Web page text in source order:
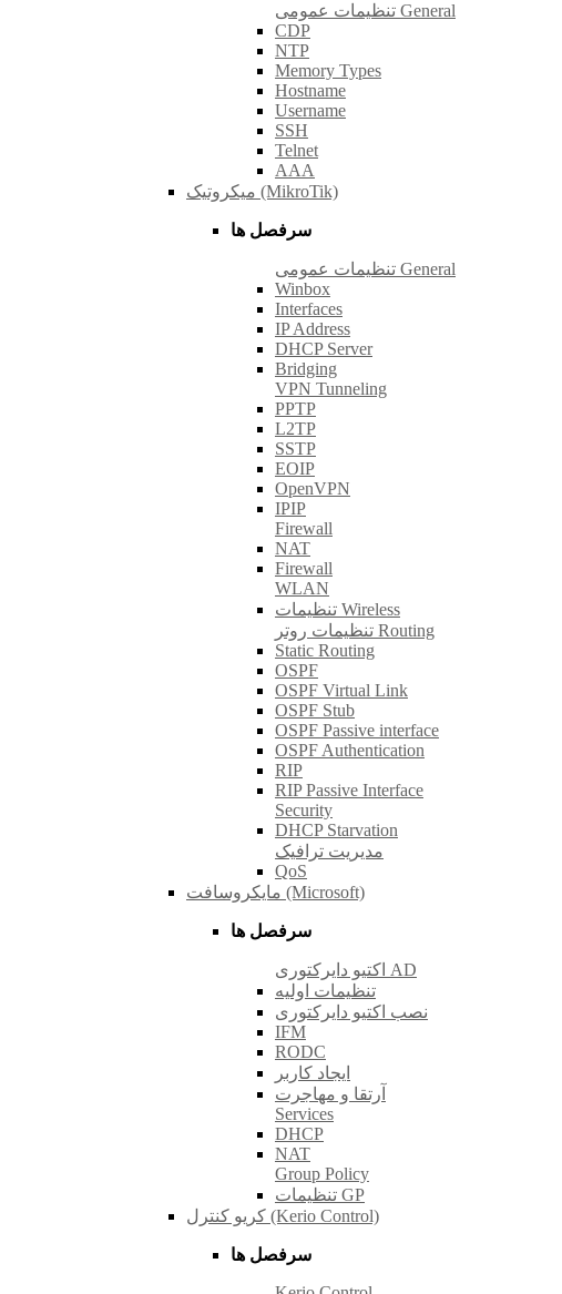
تنظیمات عمومی General
CDP
NTP
Memory Types
Hostname
Username
SSH
Telnet
AAA
میکروتیک (MikroTik)
سرفصل ها
تنظیمات عمومی General
Winbox
Interfaces
IP Address
DHCP Server
Bridging
VPN Tunneling
PPTP
L2TP
SSTP
EOIP
OpenVPN
IPIP
Firewall
NAT
Firewall
WLAN
تنظیمات Wireless
تنظیمات روتر Routing
Static Routing
OSPF
OSPF Virtual Link
OSPF Stub
OSPF Passive interface
OSPF Authentication
RIP
RIP Passive Interface
Security
DHCP Starvation
مدیریت ترافیک
QoS
مایکروسافت (Microsoft)
سرفصل ها
اکتیو دایرکتوری AD
تنظیمات اولیه
نصب اکتیو دایرکتوری
IFM
RODC
ایجاد کاربر
آرتقا و مهاجرت
Services
DHCP
NAT
Group Policy
تنظیمات GP
کریو کنترل (Kerio Control)
سرفصل ها